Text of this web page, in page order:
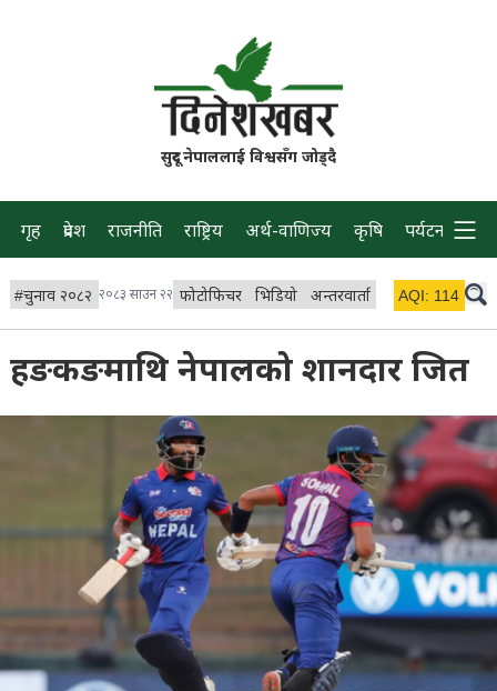
सुदूर नेपाललाई विश्वसँग जोड्दै
गृह प्रदेश राजनीति राष्ट्रिय अर्थ-वाणिज्य कृषि पर्यटन प्रवास
#चुनाव २०८२ २०८३ साउन २२ फोटोफिचर भिडियो अन्तरवार्ता विचार/ब्लग
AQI: 114
हङकङमाथि नेपालको शानदार जित